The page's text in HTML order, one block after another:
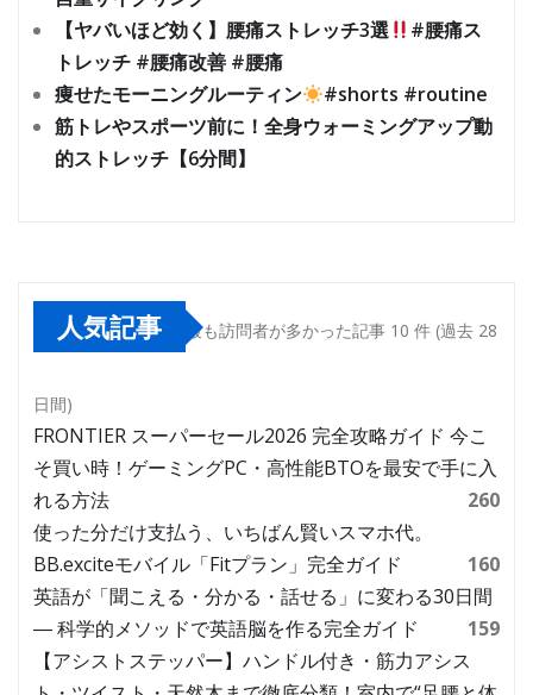
【ヤバいほど効く】腰痛ストレッチ3選
#腰痛ス
トレッチ #腰痛改善 #腰痛
痩せたモーニングルーティン
#shorts #routine
筋トレやスポーツ前に！全身ウォーミングアップ動
的ストレッチ【6分間】
人気記事 最も訪問者が多かった記事 10 件 (過去 28
日間)
FRONTIER スーパーセール2026 完全攻略ガイド 今こ
そ買い時！ゲーミングPC・高性能BTOを最安で手に入
れる方法
260
使った分だけ支払う、いちばん賢いスマホ代。
BB.exciteモバイル「Fitプラン」完全ガイド
160
英語が「聞こえる・分かる・話せる」に変わる30日間
― 科学的メソッドで英語脳を作る完全ガイド
159
【アシストステッパー】ハンドル付き・筋力アシス